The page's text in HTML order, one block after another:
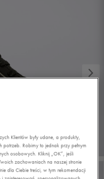
1/7
Klientów były udane, a produkty,
Robimy to jednak przy pełnym
osobowych. Kliknij „OK”, jeśli
zachowaniach na naszej stronie
dla Ciebie treści, w tym rekomendacji